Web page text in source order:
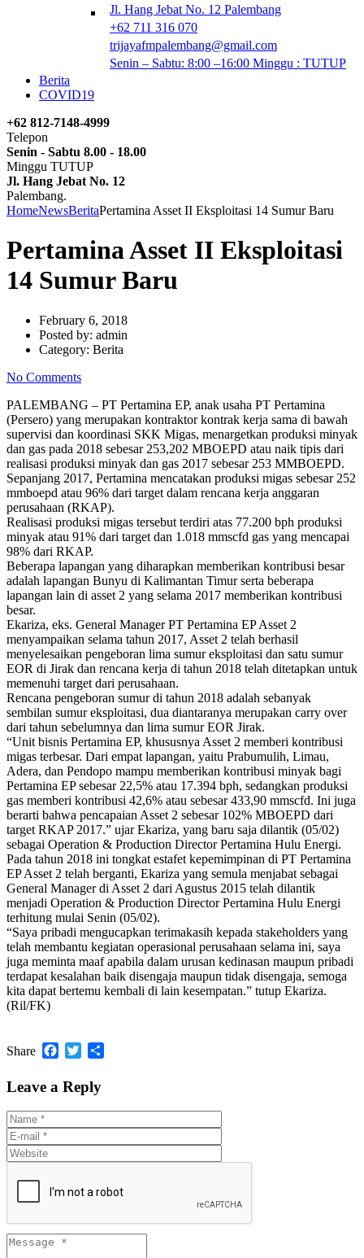
Jl. Hang Jebat No. 12 Palembang
+62 711 316 070
trijayafmpalembang@gmail.com
Senin – Sabtu: 8:00 –16:00 Minggu : TUTUP
Berita
COVID19
+62 812-7148-4999
Telepon
Senin - Sabtu 8.00 - 18.00
Minggu TUTUP
Jl. Hang Jebat No. 12
Palembang.
HomeNewsBeritaPertamina Asset II Eksploitasi 14 Sumur Baru
Pertamina Asset II Eksploitasi
14 Sumur Baru
February 6, 2018
Posted by: admin
Category: Berita
No Comments
PALEMBANG – PT Pertamina EP, anak usaha PT Pertamina
(Persero) yang merupakan kontraktor kontrak kerja sama di bawah
supervisi dan koordinasi SKK Migas, menargetkan produksi minyak
dan gas pada 2018 sebesar 253,202 MBOEPD atau naik tipis dari
realisasi produksi minyak dan gas 2017 sebesar 253 MMBOEPD.
Sepanjang 2017, Pertamina mencatakan produksi migas sebesar 252
mmboepd atau 96% dari target dalam rencana kerja anggaran
perusahaan (RKAP).
Realisasi produksi migas tersebut terdiri atas 77.200 bph produksi
minyak atau 91% dari target dan 1.018 mmscfd gas yang mencapai
98% dari RKAP.
Beberapa lapangan yang diharapkan memberikan kontribusi besar
adalah lapangan Bunyu di Kalimantan Timur serta beberapa
lapangan lain di asset 2 yang selama 2017 memberikan kontribusi
besar.
Ekariza, eks. General Manager PT Pertamina EP Asset 2
menyampaikan selama tahun 2017, Asset 2 telah berhasil
menyelesaikan pengeboran lima sumur eksploitasi dan satu sumur
EOR di Jirak dan rencana kerja di tahun 2018 telah ditetapkan untuk
memenuhi target dari perusahaan.
Rencana pengeboran sumur di tahun 2018 adalah sebanyak
sembilan sumur eksploitasi, dua diantaranya merupakan carry over
dari tahun sebelumnya dan lima sumur EOR Jirak.
“Unit bisnis Pertamina EP, khususnya Asset 2 memberi kontribusi
migas terbesar. Dari empat lapangan, yaitu Prabumulih, Limau,
Adera, dan Pendopo mampu memberikan kontribusi minyak bagi
Pertamina EP sebesar 22,5% atau 17.394 bph, sedangkan produksi
gas memberi kontribusi 42,6% atau sebesar 433,90 mmscfd. Ini juga
berarti bahwa pencapaian Asset 2 sebesar 102% MBOEPD dari
target RKAP 2017.” ujar Ekariza, yang baru saja dilantik (05/02)
sebagai Operation & Production Director Pertamina Hulu Energi.
Pada tahun 2018 ini tongkat estafet kepemimpinan di PT Pertamina
EP Asset 2 telah berganti, Ekariza yang semula menjabat sebagai
General Manager di Asset 2 dari Agustus 2015 telah dilantik
menjadi Operation & Production Director Pertamina Hulu Energi
terhitung mulai Senin (05/02).
“Saya pribadi mengucapkan terimakasih kepada stakeholders yang
telah membantu kegiatan operasional perusahaan selama ini, saya
juga meminta maaf apabila dalam urusan kedinasan maupun pribadi
terdapat kesalahan baik disengaja maupun tidak disengaja, semoga
kita dapat bertemu kembali di lain kesempatan.” tutup Ekariza.
(Ril/FK)
Share Facebook
Twitter
Leave a Reply